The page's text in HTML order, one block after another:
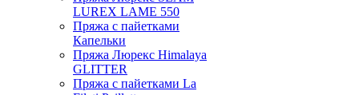
LUREX LAME 550
Пряжа с пайетками
Капельки
Пряжа Люрекс Himalaya
GLITTER
Пряжа с пайетками La